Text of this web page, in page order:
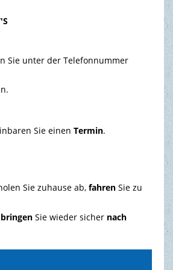
Sie unter der Telefonnummer
Sie einen Termin.
Sie zuhause ab, fahren Sie zu
Sie wieder sicher nach